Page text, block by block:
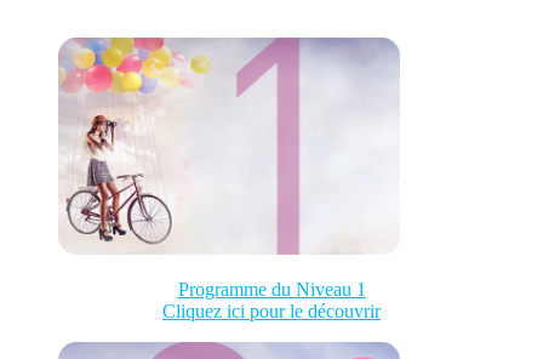
Programme du Niveau 1
Cliquez ici pour le découvrir